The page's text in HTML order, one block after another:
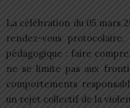
La célébration du 05 mars
rendez-vous
pédagogique : faire
ne se limite pas aux
comportements
un rejet collectif de la